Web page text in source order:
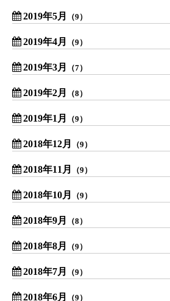
2019年5月 （9）
2019年4月 （9）
2019年3月 （7）
2019年2月 （8）
2019年1月 （9）
2018年12月 （9）
2018年11月 （9）
2018年10月 （9）
2018年9月 （8）
2018年8月 （9）
2018年7月 （9）
2018年6月 （9）